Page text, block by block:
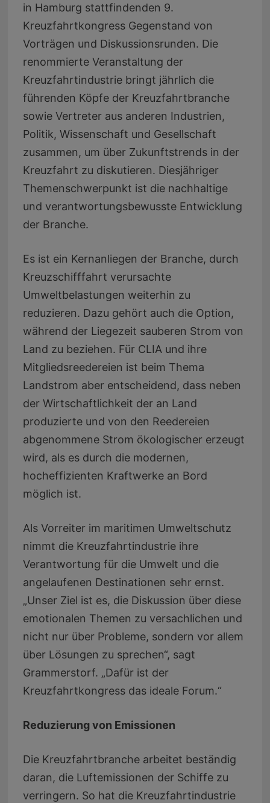
in Hamburg stattfindenden 9.
Kreuzfahrtkongress Gegenstand von
Vorträgen und Diskussionsrunden. Die
renommierte Veranstaltung der
Kreuzfahrtindustrie bringt jährlich die
führenden Köpfe der Kreuzfahrtbranche
sowie Vertreter aus anderen Industrien,
Politik, Wissenschaft und Gesellschaft
zusammen, um über Zukunftstrends in der
Kreuzfahrt zu diskutieren. Diesjähriger
Themenschwerpunkt ist die nachhaltige
und verantwortungsbewusste Entwicklung
der Branche.
Es ist ein Kernanliegen der Branche, durch
Kreuzschifffahrt verursachte
Umweltbelastungen weiterhin zu
reduzieren. Dazu gehört auch die Option,
während der Liegezeit sauberen Strom von
Land zu beziehen. Für CLIA und ihre
Mitgliedsreedereien ist beim Thema
Landstrom aber entscheidend, dass neben
der Wirtschaftlichkeit der an Land
produzierte und von den Reedereien
abgenommene Strom ökologischer erzeugt
wird, als es durch die modernen,
hocheffizienten Kraftwerke an Bord
möglich ist.
Als Vorreiter im maritimen Umweltschutz
nimmt die Kreuzfahrtindustrie ihre
Verantwortung für die Umwelt und die
angelaufenen Destinationen sehr ernst.
„Unser Ziel ist es, die Diskussion über diese
emotionalen Themen zu versachlichen und
nicht nur über Probleme, sondern vor allem
über Lösungen zu sprechen“, sagt
Grammerstorf. „Dafür ist der
Kreuzfahrtkongress das ideale Forum.“
Reduzierung von Emissionen
Die Kreuzfahrtbranche arbeitet beständig
daran, die Luftemissionen der Schiffe zu
verringern. So hat die Kreuzfahrtindustrie